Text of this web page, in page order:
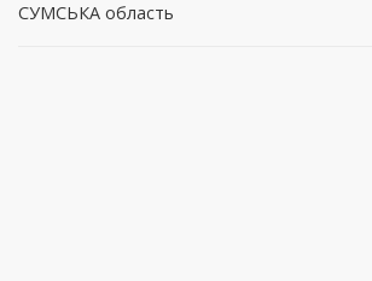
СУМСЬКА область